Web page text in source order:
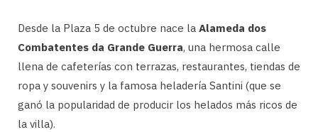
Desde la Plaza 5 de octubre nace la Alameda dos
Combatentes da Grande Guerra, una hermosa calle
llena de cafeterías con terrazas, restaurantes, tiendas de
ropa y souvenirs y la famosa heladería Santini (que se
ganó la popularidad de producir los helados más ricos de
la villa).